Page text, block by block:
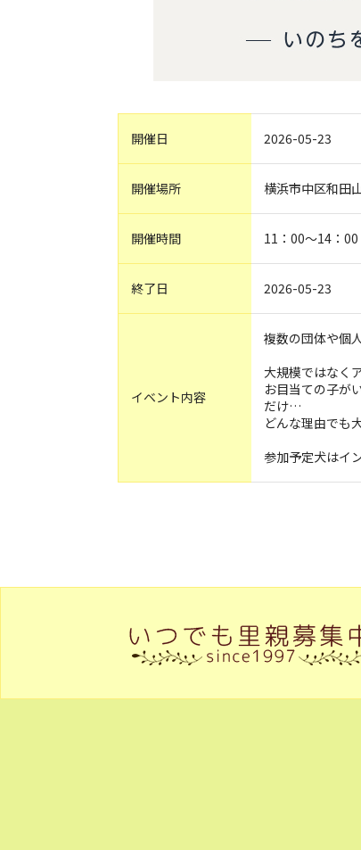
開催日 2026-05-23
開催場所 横浜市中区和田
開催時間 11：00～14：00
終了日 2026-05-23
イベント内容
複数の団体や個
大規模ではなく
お目当ての子が
だけ…
どんな理由でも
参加予定犬はイ